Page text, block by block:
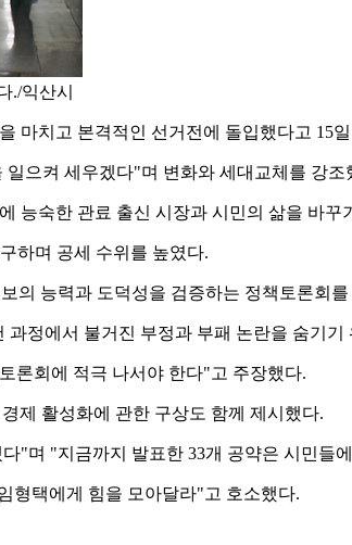
./익산시
마치고 본격적인 선거전에 돌입했다고 15
으켜 세우겠다"며 변화와 세대교체를 강조
능숙한 관료 출신 시장과 시민의 삶을 바
하며 공세 수위를 높였다.
능력과 도덕성을 검증하는 정책토론회
정에서 불거진 부정과 부패 논란을 숨기
론회에 적극 나서야 한다"고 주장했다.
제 활성화에 관한 구상도 함께 제시했다.
"며 "지금까지 발표한 33개 공약은 시민들
형택에게 힘을 모아달라"고 호소했다.